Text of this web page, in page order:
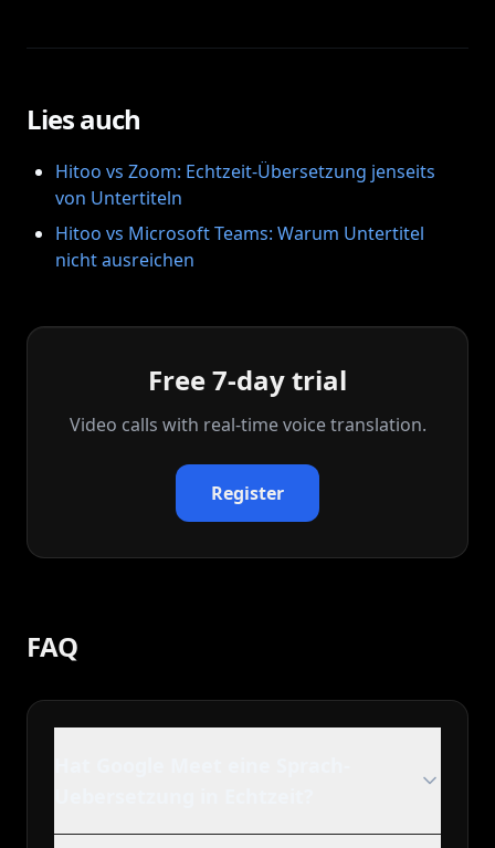
Lies auch
Hitoo vs Zoom: Echtzeit-Übersetzung jenseits
von Untertiteln
Hitoo vs Microsoft Teams: Warum Untertitel
nicht ausreichen
Free 7-day trial
Video calls with real‑time voice translation.
Register
FAQ